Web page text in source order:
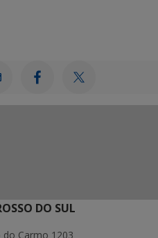
DO SUL
Carmo 1203